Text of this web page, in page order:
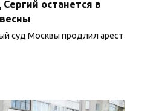
останется в
суд Москвы продлил арест